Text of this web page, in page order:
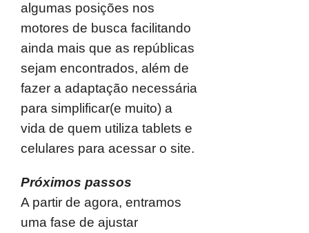
algumas posições nos
motores de busca facilitando
ainda mais que as repúblicas
sejam encontrados, além de
fazer a adaptação necessária
para simplificar(e muito) a
vida de quem utiliza tablets e
celulares para acessar o site.
Próximos passos
A partir de agora, entramos
uma fase de ajustar